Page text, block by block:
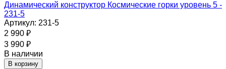
Динамический конструктор Космические горки уровень 5 -
231-5
Артикул: 231-5
2 990 ₽
3 990 ₽
В наличии
В корзину